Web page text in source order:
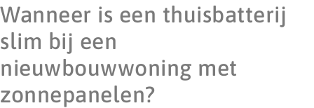
Wanneer is een thuisbatterij
slim bij een
nieuwbouwwoning met
zonnepanelen?